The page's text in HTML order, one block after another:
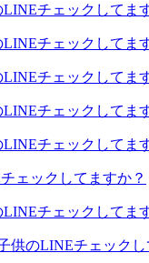
LINEチェックしてま
LINEチェックしてま
LINEチェックしてま
LINEチェックしてま
LINEチェックしてま
ェックしてますか？
LINEチェックしてま
供のLINEチェック